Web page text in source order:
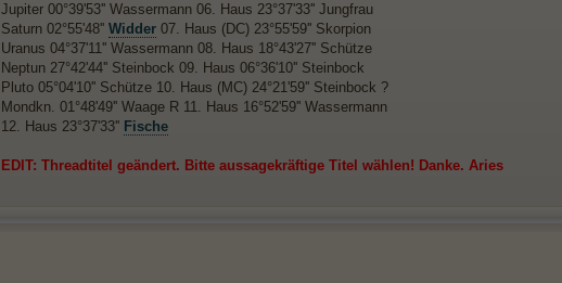
Jupiter 00°39'53'' Wassermann 06. Haus 23°37'33'' Jungfrau
Saturn 02°55'48'' Widder 07. Haus (DC) 23°55'59'' Skorpion
Uranus 04°37'11'' Wassermann 08. Haus 18°43'27'' Schütze
Neptun 27°42'44'' Steinbock 09. Haus 06°36'10'' Steinbock
Pluto 05°04'10'' Schütze 10. Haus (MC) 24°21'59'' Steinbock ?
Mondkn. 01°48'49'' Waage R 11. Haus 16°52'59'' Wassermann
12. Haus 23°37'33'' Fische
EDIT: Threadtitel geändert. Bitte aussagekräftige Titel wählen! Danke. Aries